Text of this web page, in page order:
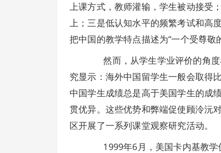
上课方式，教师灌输，学生被动接受
上；三是低认知水平的频繁考试和高
把中国的教学特点描述为“一个受尊
然而，从学生学业评价的角度
究显示：海外中国留学生一般会取得
中国学生成绩总是高于美国学生的成
贯优异。这些优势和弊端促使顾泠沅
区开展了一系列课堂观察研究活动。
1999年6月，美国卡内基教学